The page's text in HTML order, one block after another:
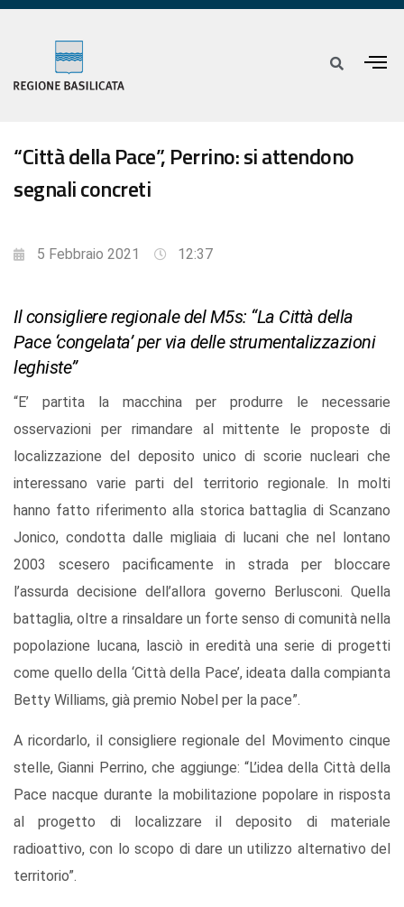
“Città della Pace”, Perrino: si attendono
segnali concreti
5 Febbraio 2021 12:37
Il consigliere regionale del M5s: “La Città della
Pace ‘congelata’ per via delle strumentalizzazioni
leghiste”
“E’ partita la macchina per produrre le necessarie
osservazioni per rimandare al mittente le proposte di
localizzazione del deposito unico di scorie nucleari che
interessano varie parti del territorio regionale. In molti
hanno fatto riferimento alla storica battaglia di Scanzano
Jonico, condotta dalle migliaia di lucani che nel lontano
2003 scesero pacificamente in strada per bloccare
l’assurda decisione dell’allora governo Berlusconi. Quella
battaglia, oltre a rinsaldare un forte senso di comunità nella
popolazione lucana, lasciò in eredità una serie di progetti
come quello della ‘Città della Pace’, ideata dalla compianta
Betty Williams, già premio Nobel per la pace”.
A ricordarlo, il consigliere regionale del Movimento cinque
stelle, Gianni Perrino, che aggiunge: “L’idea della Città della
Pace nacque durante la mobilitazione popolare in risposta
al progetto di localizzare il deposito di materiale
radioattivo, con lo scopo di dare un utilizzo alternativo del
territorio”.